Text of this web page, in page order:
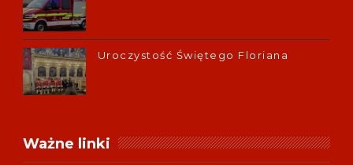
Uroczystość Świętego Floriana
Ważne linki